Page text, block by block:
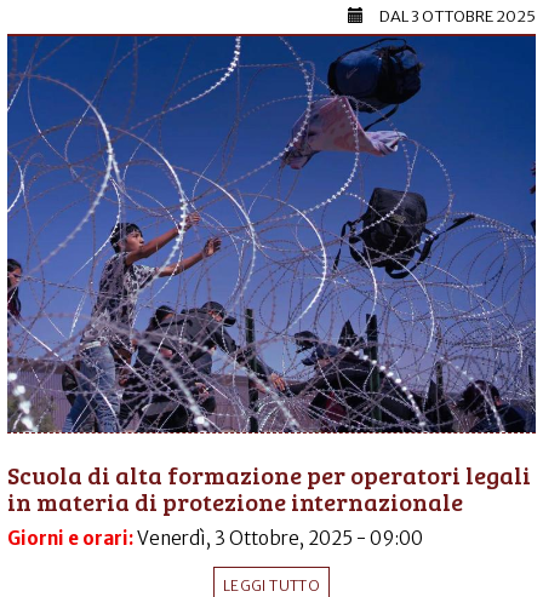
DAL3 OTTOBRE 2025
Scuola di alta formazione per operatori legali
in materia di protezione internazionale
Giorni e orari:Venerdì, 3 Ottobre, 2025 - 09:00
LEGGI TUTTO